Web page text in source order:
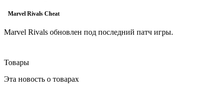
Marvel Rivals Cheat
Marvel Rivals обновлен под последний патч игры.
Товары
Эта новость о товарах